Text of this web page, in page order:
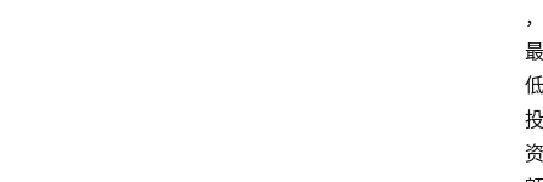
，
最
低
投
资